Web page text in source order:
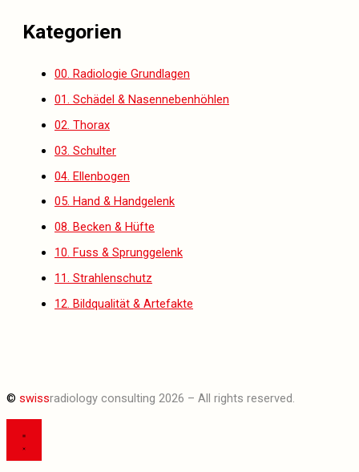
Kategorien
00. Radiologie Grundlagen
01. Schädel & Nasennebenhöhlen
02. Thorax
03. Schulter
04. Ellenbogen
05. Hand & Handgelenk
08. Becken & Hüfte
10. Fuss & Sprunggelenk
11. Strahlenschutz
12. Bildqualität & Artefakte
© swissradiology consulting 2026 – All rights reserved.